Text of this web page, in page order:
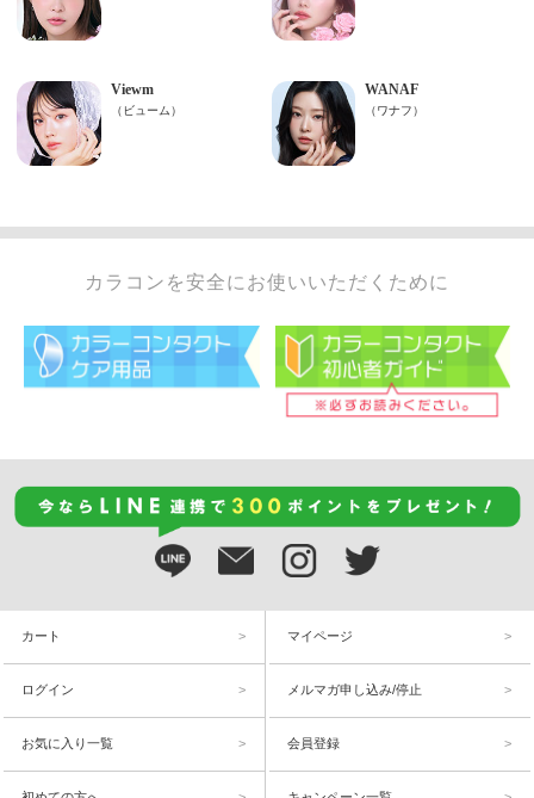
カラコンを安全にお使いいただくために
カート マイページ
ログイン メルマガ申し込み/停止
お気に入り一覧 会員登録